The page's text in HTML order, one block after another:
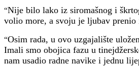
“Nije bilo lako iz siromašnog i
volio more, a svoju je ljubav
“Osim rada, u ovo uzgajalište
Imali smo obojica fazu u
nam usadio radne navike i jednu